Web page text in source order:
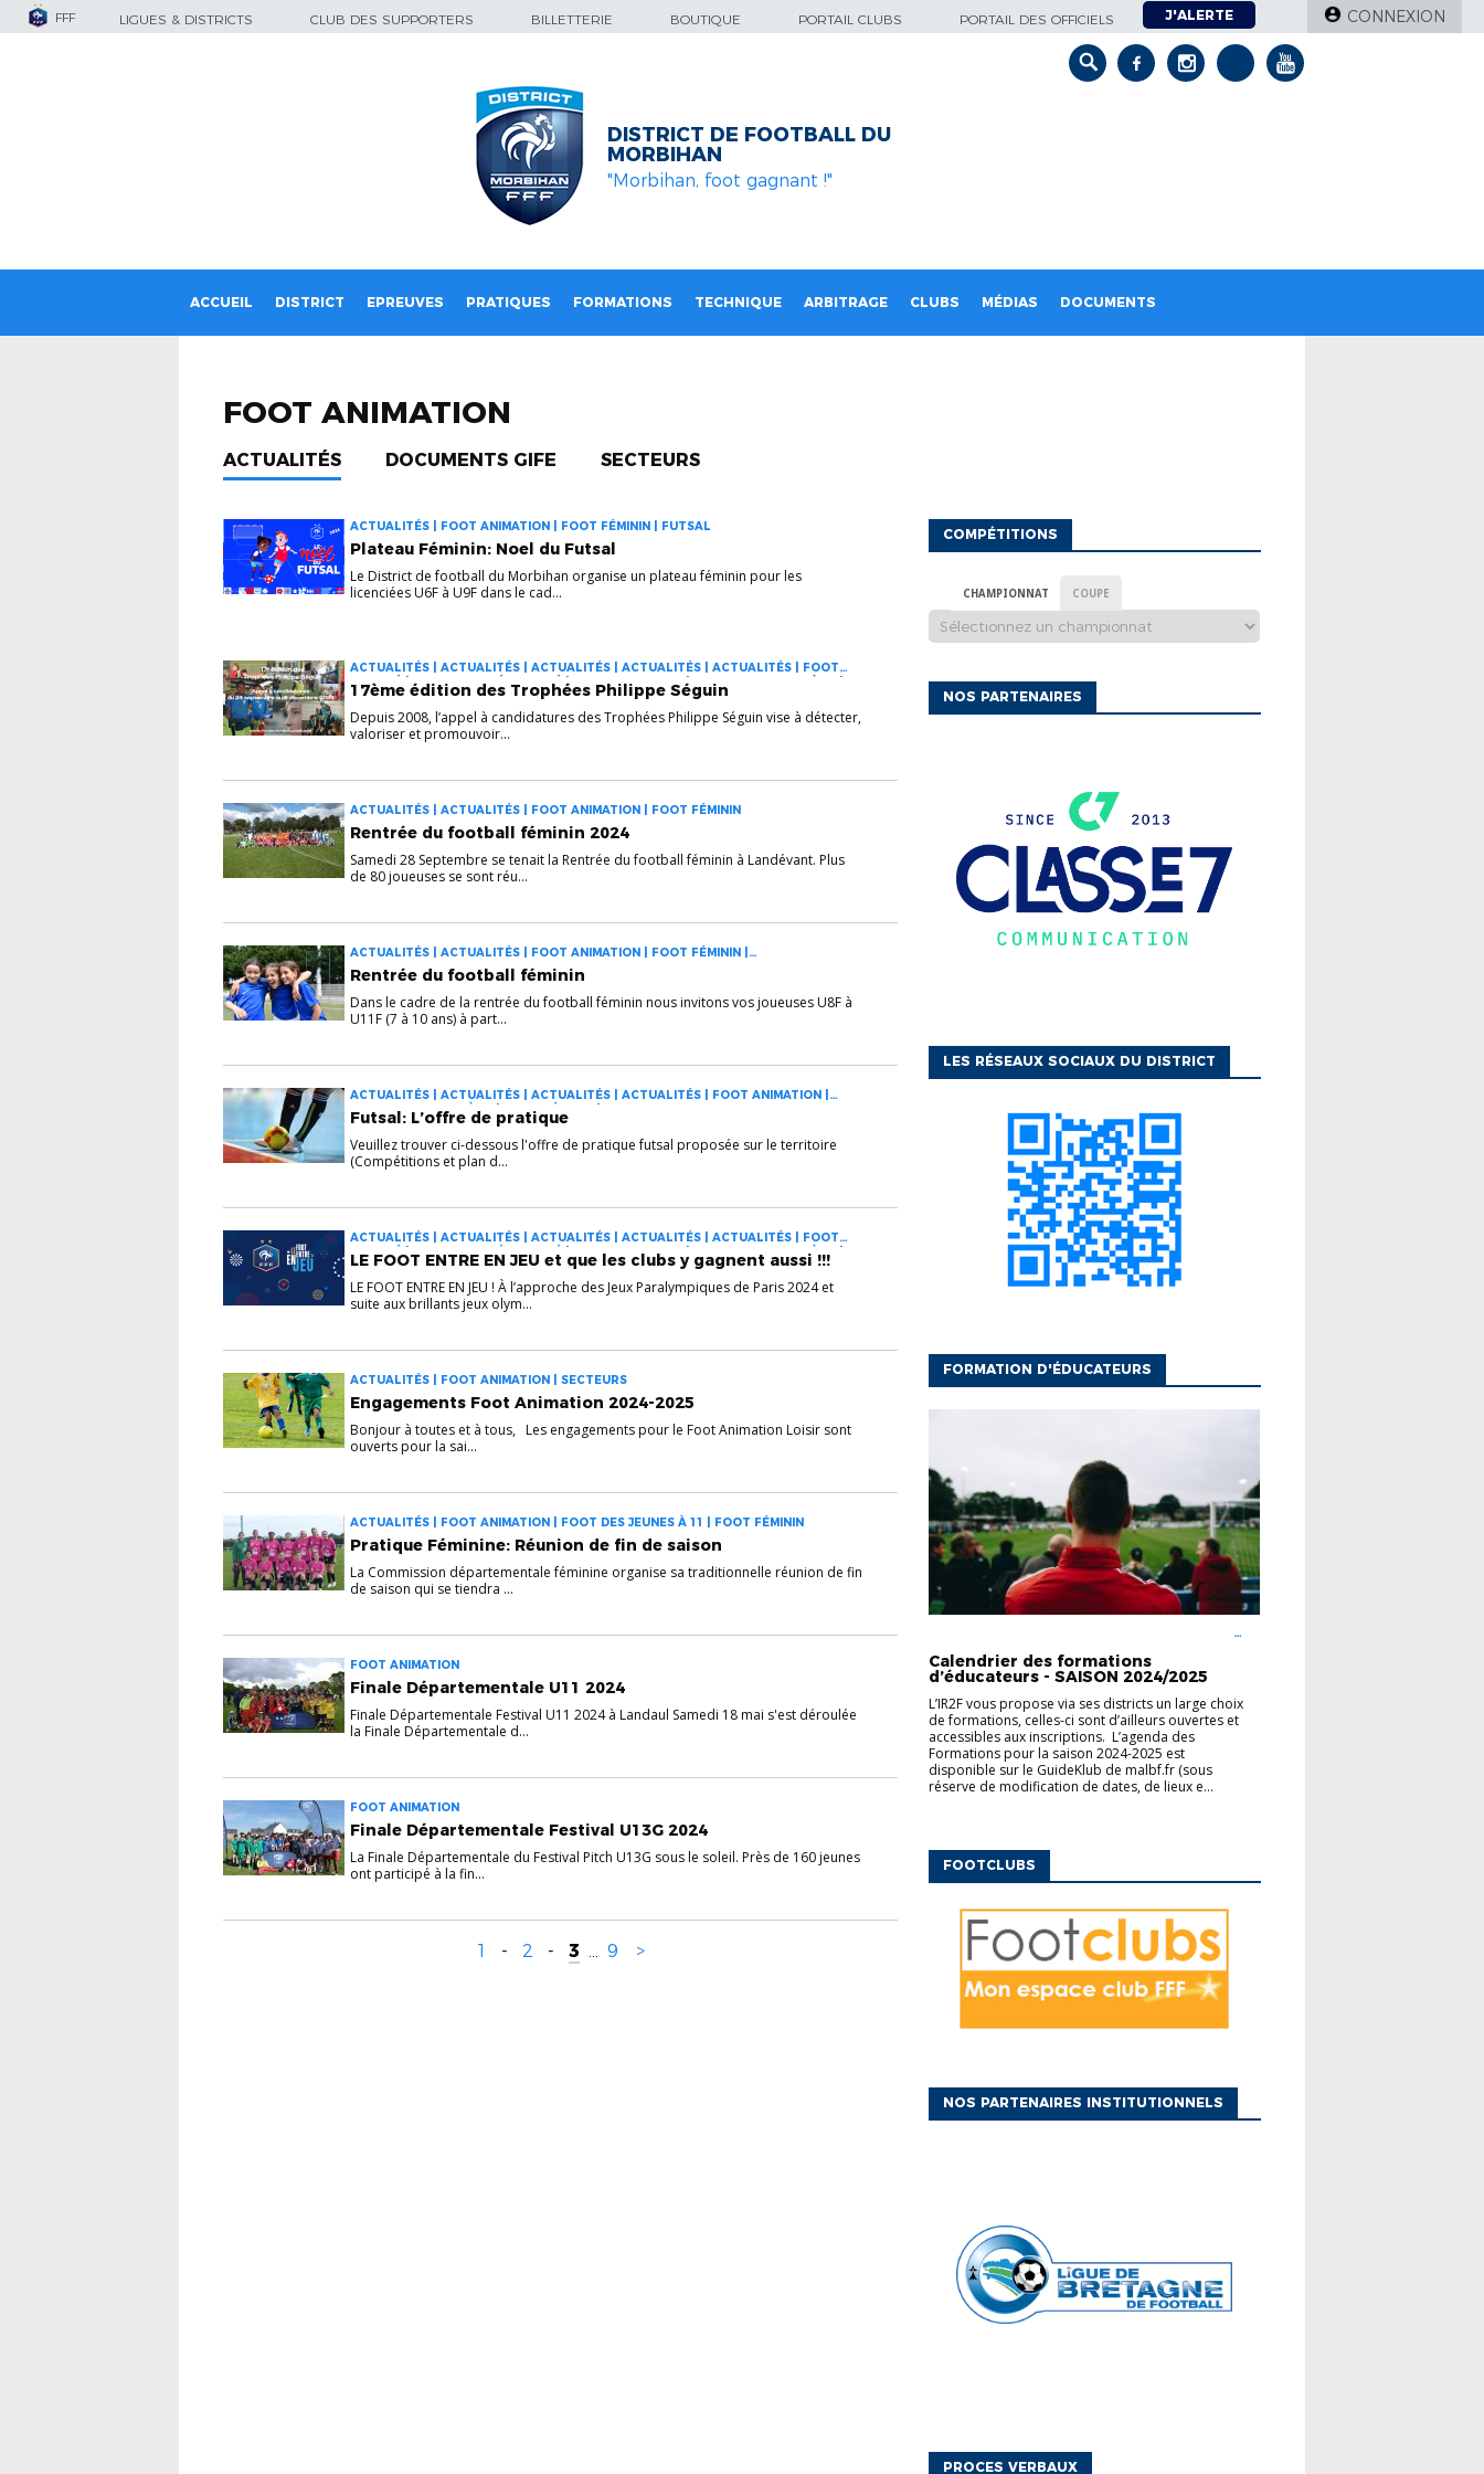
FFF LIGUES & DISTRICTS CLUB DES SUPPORTERS BILLETTERIE BOUTIQUE PORTAIL CLUBS PORTAIL DES OFFICIELS J'ALERTE CONNEXION
DISTRICT DE FOOTBALL DU
MORBIHAN
"Morbihan, foot gagnant !"
ACCUEIL DISTRICT EPREUVES PRATIQUES FORMATIONS TECHNIQUE ARBITRAGE CLUBS MÉDIAS DOCUMENTS
FOOT ANIMATION
ACTUALITÉS DOCUMENTS GIFE SECTEURS
ACTUALITÉS | FOOT ANIMATION | FOOT FÉMININ | FUTSAL
Plateau Féminin: Noel du Futsal
Le District de football du Morbihan organise un plateau féminin pour les
licenciées U6F à U9F dans le cad...
ACTUALITÉS | ACTUALITÉS | ACTUALITÉS | ACTUALITÉS | ACTUALITÉS | FOOT
ADAPTÉ | FOOT ADAPTÉ & SANTÉ | FOOT ANIMATION | FOOT DES JEUNES À 11 |
FOOT EN MARCHANT | FOOT FÉMININ | FOOT SANTÉ | FUTSAL | LABEL & PEF
17ème édition des Trophées Philippe Séguin
Depuis 2008, l’appel à candidatures des Trophées Philippe Séguin vise à détecter,
valoriser et promouvoir...
ACTUALITÉS | ACTUALITÉS | FOOT ANIMATION | FOOT FÉMININ
Rentrée du football féminin 2024
Samedi 28 Septembre se tenait la Rentrée du football féminin à Landévant. Plus
de 80 joueuses se sont réu...
ACTUALITÉS | ACTUALITÉS | FOOT ANIMATION | FOOT FÉMININ |
RASSEMBLEMENTS
Rentrée du football féminin
Dans le cadre de la rentrée du football féminin nous invitons vos joueuses U8F à
U11F (7 à 10 ans) à part...
ACTUALITÉS | ACTUALITÉS | ACTUALITÉS | ACTUALITÉS | FOOT ANIMATION |
FOOT DES JEUNES À 11 | FOOT FÉMININ | FUTSAL
Futsal: L’offre de pratique
Veuillez trouver ci-dessous l'offre de pratique futsal proposée sur le territoire
(Compétitions et plan d...
ACTUALITÉS | ACTUALITÉS | ACTUALITÉS | ACTUALITÉS | ACTUALITÉS | FOOT
ADAPTÉ | FOOT ADAPTÉ & SANTÉ | FOOT ANIMATION | FOOT DES JEUNES À 11 |
FOOT FÉMININ | FUTSAL | LABEL & PEF | PRATIQUES DIVERSIFIÉES |
RASSEMBLEMENTS | SECTION SPORTIVE
LE FOOT ENTRE EN JEU et que les clubs y gagnent aussi !!!
LE FOOT ENTRE EN JEU ! À l’approche des Jeux Paralympiques de Paris 2024 et
suite aux brillants jeux olym...
ACTUALITÉS | FOOT ANIMATION | SECTEURS
Engagements Foot Animation 2024-2025
Bonjour à toutes et à tous, Les engagements pour le Foot Animation Loisir sont
ouverts pour la sai...
ACTUALITÉS | FOOT ANIMATION | FOOT DES JEUNES À 11 | FOOT FÉMININ
Pratique Féminine: Réunion de fin de saison
La Commission départementale féminine organise sa traditionnelle réunion de fin
de saison qui se tiendra ...
FOOT ANIMATION
Finale Départementale U11 2024
Finale Départementale Festival U11 2024 à Landaul Samedi 18 mai s'est déroulée
la Finale Départementale d...
FOOT ANIMATION
Finale Départementale Festival U13G 2024
La Finale Départementale du Festival Pitch U13G sous le soleil. Près de 160 jeunes
ont participé à la fin...
1 - 2 - 3 9 >
COMPÉTITIONS
CHAMPIONNAT COUPE
NOS PARTENAIRES
LES RÉSEAUX SOCIAUX DU DISTRICT
FORMATION D'ÉDUCATEURS
Calendrier des formations
d’éducateurs - SAISON 2024/2025
L’IR2F vous propose via ses districts un large choix
de formations, celles-ci sont d’ailleurs ouvertes et
accessibles aux inscriptions. L’agenda des
Formations pour la saison 2024-2025 est
disponible sur le GuideKlub de malbf.fr (sous
réserve de modification de dates, de lieux e...
FOOTCLUBS
NOS PARTENAIRES INSTITUTIONNELS
PROCES VERBAUX